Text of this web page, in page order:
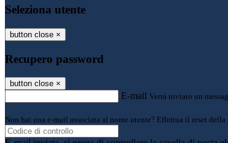
Seleziona utente
button close ×
Recupero password
button close ×
E-mail Verrà inviato un
Non hai una e-mail associata al nome utente? Effettua il reset della